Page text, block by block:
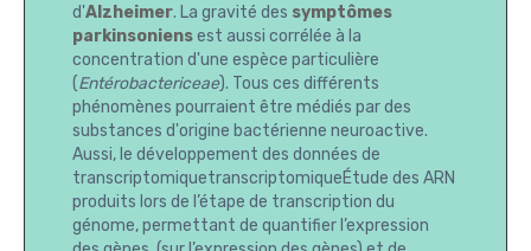
d'Alzheimer. La gravité des symptômes
parkinsoniensest aussi corrélée à la
concentration d'une espèce particulière
(Entérobactericeae). Tous ces différents
phénomènes pourraient être médiés par des
substances d'origine bactérienne neuroactive.
Aussi, le développement des données de
transcriptomiquetranscriptomiqueÉtude des ARN
produits lors de l’étape de transcription du
génome, permettant de quantifier l’expression